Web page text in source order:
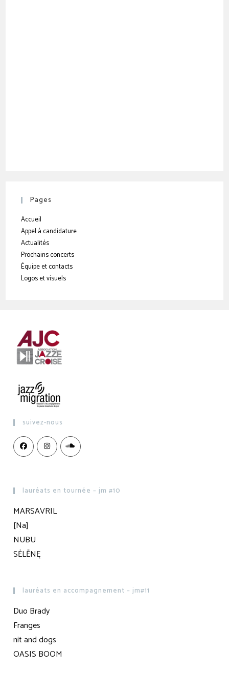
Pages
Accueil
Appel à candidature
Actualités
Prochains concerts
Équipe et contacts
Logos et visuels
suivez-nous
lauréats en tournée – jm #10
MARSAVRIL
[Na]
NUBU
SĖLĒNĘ
lauréats en accompagnement – jm#11
Duo Brady
Franges
nit and dogs
OASIS BOOM